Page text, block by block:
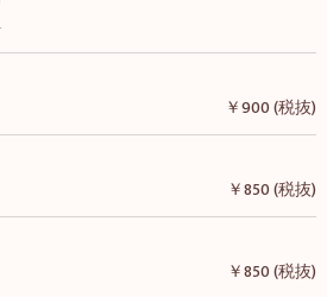
￥900 (税抜)
￥850 (税抜)
￥850 (税抜)